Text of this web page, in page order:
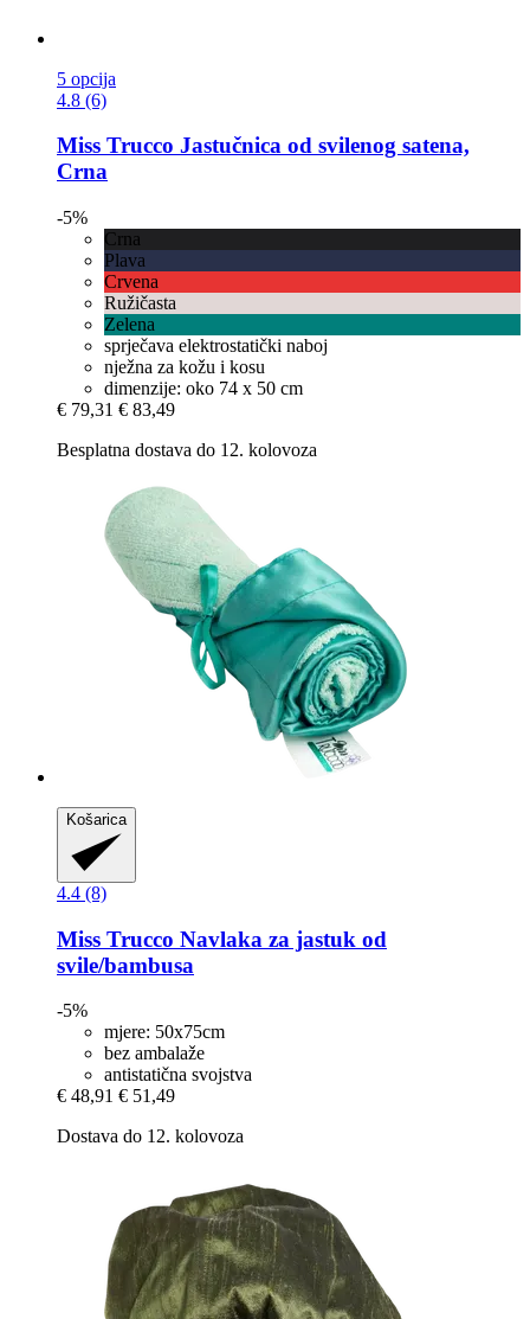
5 opcija
4.8 (6)
Miss Trucco Jastučnica od svilenog satena,
Crna
-5%
Crna
Plava
Crvena
Ružičasta
Zelena
sprječava elektrostatički naboj
nježna za kožu i kosu
dimenzije: oko 74 x 50 cm
€ 79,31 € 83,49
Besplatna dostava do 12. kolovoza
Košarica
4.4 (8)
Miss Trucco Navlaka za jastuk od
svile/bambusa
-5%
mjere: 50x75cm
bez ambalaže
antistatična svojstva
€ 48,91 € 51,49
Dostava do 12. kolovoza